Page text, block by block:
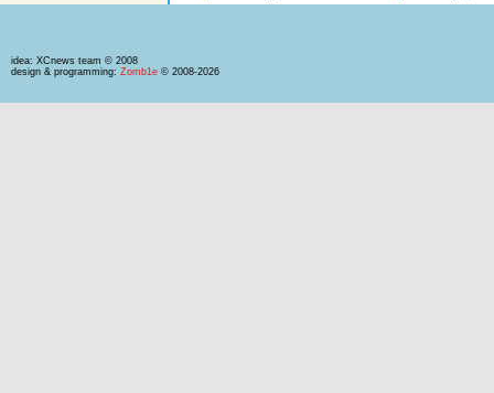
idea: XCnews team © 2008
design & programming: Zomb1e © 2008-2026